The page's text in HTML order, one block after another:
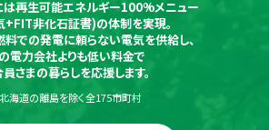
再生可能エネルギー100%メニュー
非化石証書)の体制を実現。
での発電に頼らない電気を供給し、
電力会社よりも低い料金で
さまの暮らしを応援します。
海道の離島を除く全175市町村